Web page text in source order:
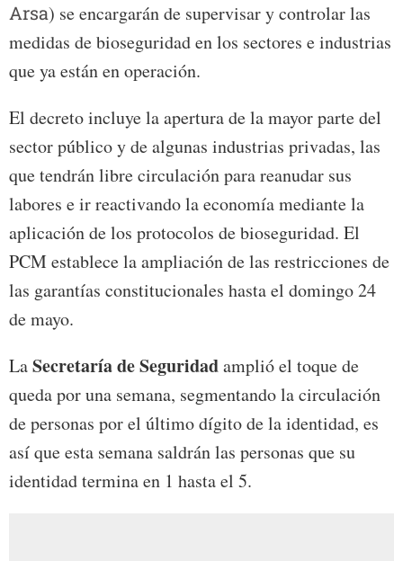
Arsa) se encargarán de supervisar y controlar las
medidas de bioseguridad en los sectores e industrias
que ya están en operación.
El decreto incluye la apertura de la mayor parte del
sector público y de algunas industrias privadas, las
que tendrán libre circulación para reanudar sus
labores e ir reactivando la economía mediante la
aplicación de los protocolos de bioseguridad. El
PCM establece la ampliación de las restricciones de
las garantías constitucionales hasta el domingo 24
de mayo.
LaSecretaría de Seguridadamplió el toque de
queda por una semana, segmentando la circulación
de personas por el último dígito de la identidad, es
así que esta semana saldrán las personas que su
identidad termina en 1 hasta el 5.